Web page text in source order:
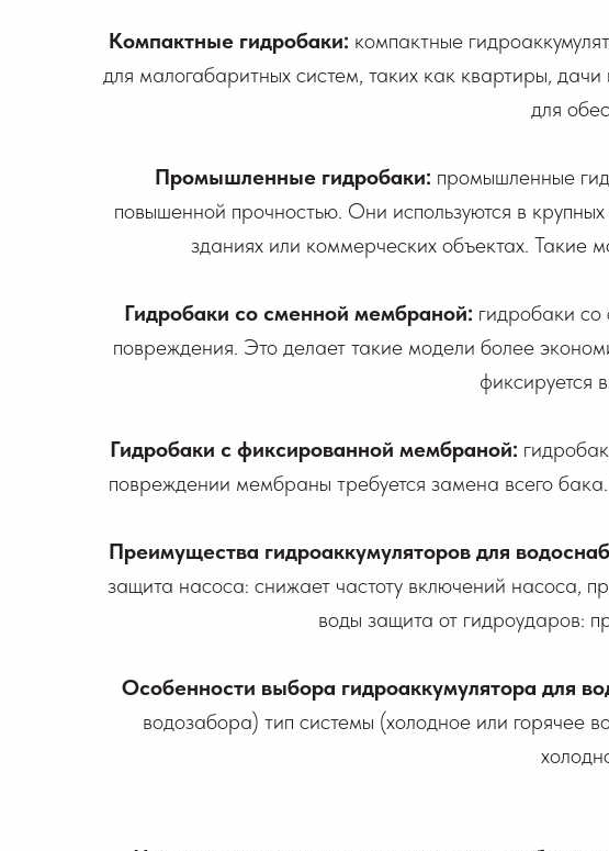
Компактные гидробаки: компактные
для малогабаритных систем, таких как квартиры,
для
Промышленные гидробаки: промышленные
повышенной прочностью. Они используются в
зданиях или коммерческих объектах. Такие
Гидробаки со сменной мембраной: гидробаки
повреждения. Это делает такие модели более
фиксируется
Гидробаки с фиксированной мембраной:
повреждении мембраны требуется замена всего
Преимущества гидроаккумуляторов для
защита насоса: снижает частоту включений насоса,
воды защита от гидроударов:
Особенности выбора гидроаккумулятора для
водозабора) тип системы (холодное или